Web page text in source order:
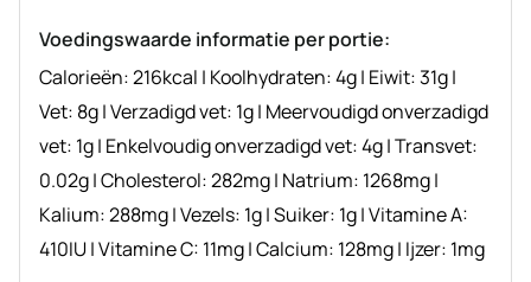
Voedingswaarde informatie per portie:
Calorieën:216kcal | Koolhydraten:4g| Eiwit:31g|
Vet: 8g|Verzadigd vet: 1g| Meervoudigd onverzadigd
vet: 1g| Enkelvoudig onverzadigd vet:4g|Transvet:
0.02g|Cholesterol:282mg| Natrium: 1268mg|
Kalium:288mg|Vezels: 1g|Suiker: 1g|Vitamine A:
410IU|Vitamine C: 11mg|Calcium: 128mg| Ijzer: 1mg